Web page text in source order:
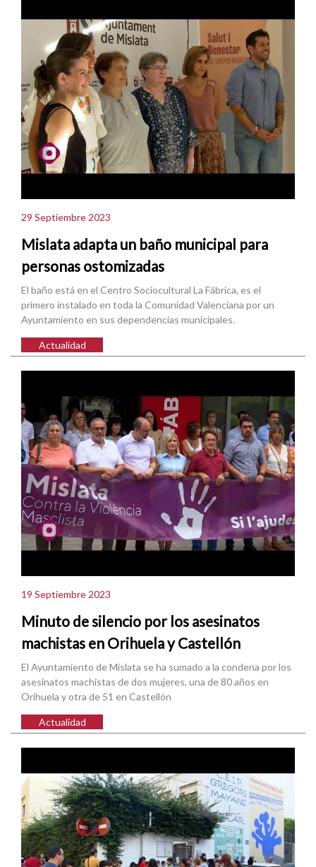
29 Septiembre 2023
Mislata adapta un baño municipal para
personas ostomizadas
El baño está en el Centro Sociocultural La Fábrica, es el
primero instalado en toda la Comunidad Valenciana por un
Ayuntamiento en sus dependencias municipales.
Actualidad
19 Septiembre 2023
Minuto de silencio por los asesinatos
machistas en Orihuela y Castellón
El Ayuntamiento de Mislata se ha sumado a la condena por los
asesinatos machistas de dos mujeres, una de 80 años en
Orihuela y otra de 51 en Castellón
Actualidad